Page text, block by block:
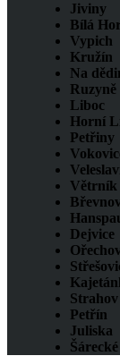
Jiviny
Bílá
Vypich
Kružín
Na
Ruzyně
Liboc
Horní
Petřiny
Větrník
Dejvice
Strahov
Petřín
Juliska